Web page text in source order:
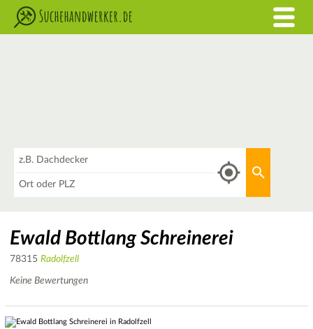
Ewald Bottlang Schreinerei
78315 Radolfzell
Keine Bewertungen